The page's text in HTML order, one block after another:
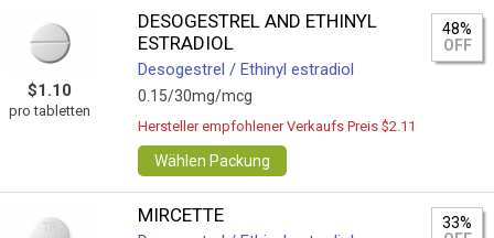
$1.10
pro tabletten
DESOGESTREL AND ETHINYL
ESTRADIOL
Desogestrel / Ethinyl estradiol
0.15/30mg/mcg
48%
OFF
Hersteller empfohlener Verkaufs Preis $2.11
Wählen Packung
MIRCETTE
33%